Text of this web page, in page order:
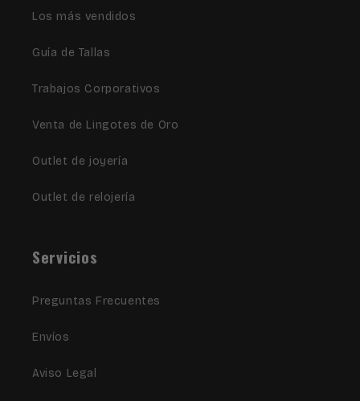
Los más vendidos
Guía de Tallas
Trabajos Corporativos
Venta de Lingotes de Oro
Outlet de joyería
Outlet de relojería
Servicios
Preguntas Frecuentes
Envíos
Aviso Legal